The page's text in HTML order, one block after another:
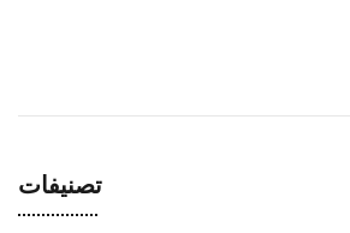
تصنيفات